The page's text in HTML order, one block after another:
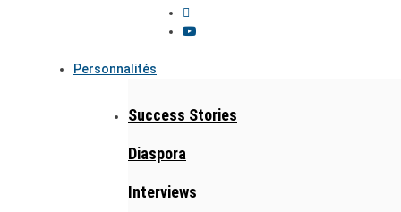
Personnalités
Success Stories
Diaspora
Interviews